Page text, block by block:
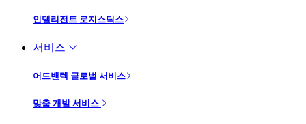
인텔리전트 로지스틱스
서비스
어드밴텍 글로벌 서비스
맞춤 개발 서비스